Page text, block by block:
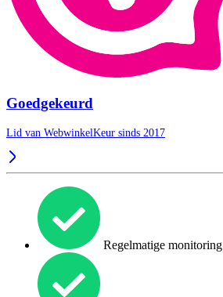
Goedgekeurd
Lid van WebwinkelKeur sinds 2017
Regelmatige monitoring